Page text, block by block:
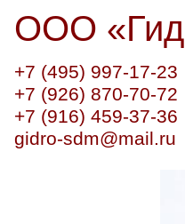
+7 (495) 997-17-23
+7 (926) 870-70-72
+7 (916) 459-37-36
gidro-sdm@mail.ru
ООО «